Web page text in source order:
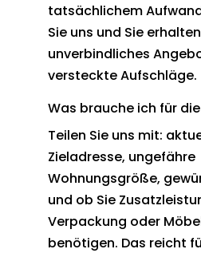
tatsächlichem
Sie uns und Sie
unverbindliches
versteckte Aufschläge.
Was brauche ich für
Teilen Sie uns mit:
Zieladresse, ungefähre
Wohnungsgröße,
und ob Sie
Verpackung oder
benötigen. Das reicht